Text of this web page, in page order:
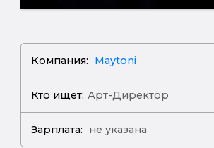
Компания: Maytoni
Кто ищет: Арт-Директор
Зарплата: не указана